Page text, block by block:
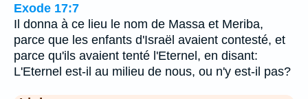
Exode 17:7
Il donna à ce lieu le nom de Massa et Meriba,
parce que les enfants d'Israël avaient contesté, et
parce qu'ils avaient tenté l'Eternel, en disant:
L'Eternel est-il au milieu de nous, ou n'y est-il pas?